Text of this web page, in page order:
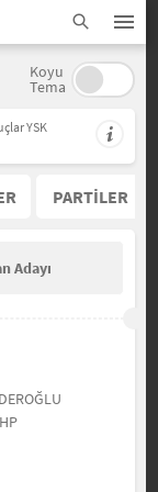
Koyu
Tema
YSK
PARTİLER
Adayı